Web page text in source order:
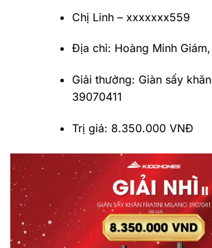
Chị Linh – xxxxxxx559
Địa chỉ: Hoàng Minh
Giải thưởng: Giàn sấy
39070411
Trị giá: 8.350.000 VNĐ